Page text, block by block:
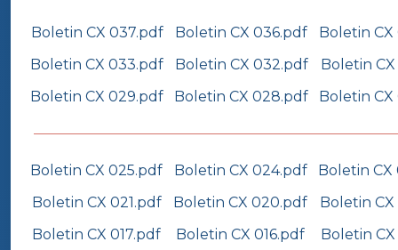
Boletin CX 037.pdf Boletin CX 036.pdf
Boletin
Boletin CX 033.pdf
Boletin CX 032.pdf
Boletin
Boletin CX 029.pdf
Boletin CX 028.pdf Boletin
Boletin CX 025.pdf Boletin CX 024.pdf
Boletin
Boletin CX 021.pdf
Boletin CX 020.pdf
Boletin CX
Boletin CX 017.pdf
Boletin CX 016.pdf Boletin CX